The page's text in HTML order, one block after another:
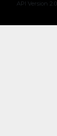
API Version 2.0